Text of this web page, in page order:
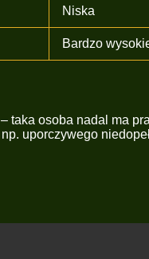
Niska
Bardzo
taka osoba nadal ma
uporczywego